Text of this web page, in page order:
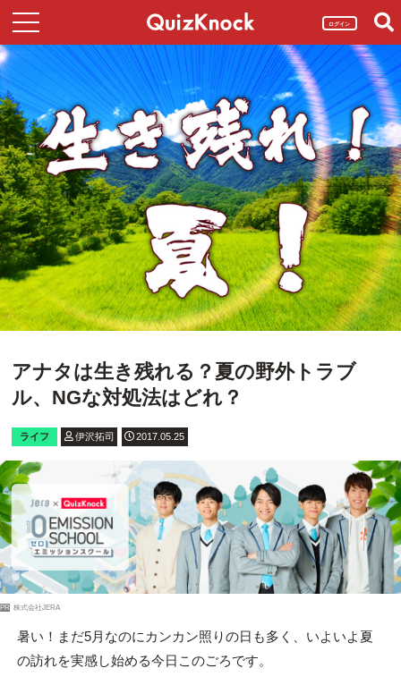
ログイン
アナタは生き残れる？夏の野外トラブ
ル、NGな対処法はどれ？
ライフ 伊沢拓司 2017.05.25
PR 株式会社JERA
暑い！まだ5月なのにカンカン照りの日も多く、いよいよ夏
の訪れを実感し始める今日このごろです。